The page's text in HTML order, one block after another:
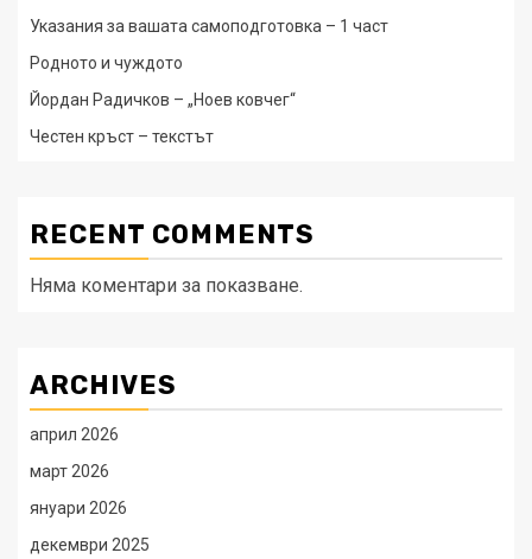
Указания за вашата самоподготовка – 1 част
Родното и чуждото
Йордан Радичков – „Ноев ковчег“
Честен кръст – текстът
RECENT COMMENTS
Няма коментари за показване.
ARCHIVES
април 2026
март 2026
януари 2026
декември 2025